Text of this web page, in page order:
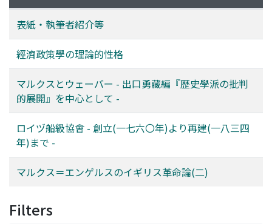
表紙・執筆者紹介等
經濟政策學の理論的性格
マルクスとウェーバー - 出口勇藏編『歴史學派の批判
的展開』を中心として -
ロイヅ船級協會 - 創立(一七六〇年)より再建(一八三四
年)まで -
マルクス＝エンゲルスのイギリス革命論(二)
Filters